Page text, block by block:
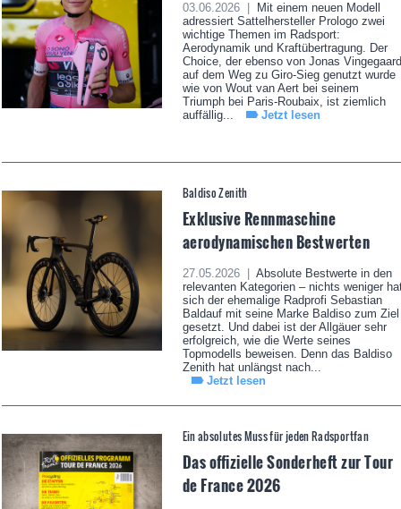
03.06.2026 |
Mit einem neuen Modell
adressiert Sattelhersteller Prologo zwei
wichtige Themen im Radsport:
Aerodynamik und Kraftübertragung. Der
Choice, der ebenso von Jonas Vingegaard
auf dem Weg zu Giro-Sieg genutzt wurde
wie von Wout van Aert bei seinem
Triumph bei Paris-Roubaix, ist ziemlich
auffällig...
Jetzt lesen
Baldiso Zenith
Exklusive Rennmaschine
aerodynamischen Bestwerten
27.05.2026 |
Absolute Bestwerte in den
relevanten Kategorien – nichts weniger
sich der ehemalige Radprofi Sebastian
Baldauf mit seine Marke Baldiso zum Ziel
gesetzt. Und dabei ist der Allgäuer sehr
erfolgreich, wie die Werte seines
Topmodells beweisen. Denn das Baldiso
Zenith hat unlängst nach...
Jetzt lesen
Ein absolutes Muss für jeden Radsportfan
Das offizielle Sonderheft zur Tour
de France 2026